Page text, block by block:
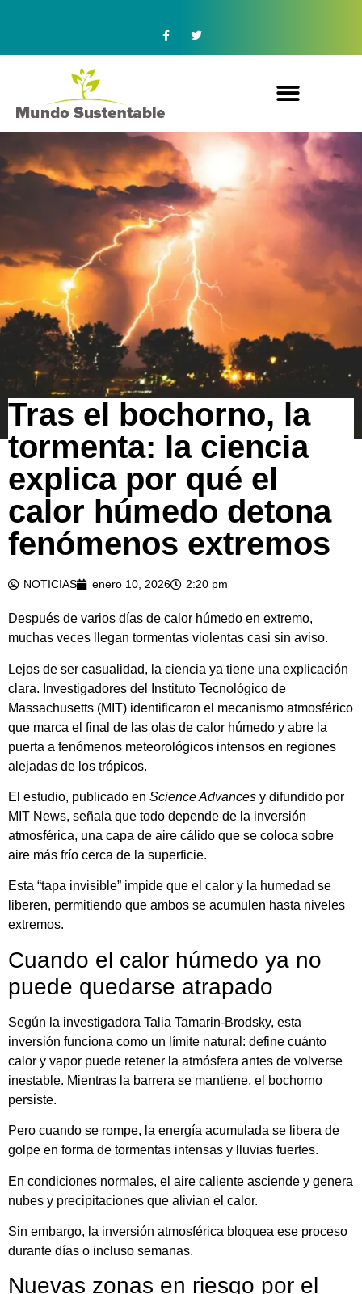
Tras el bochorno, la
tormenta: la ciencia
explica por qué el
calor húmedo detona
fenómenos extremos
NOTICIAS enero 10, 2026 2:20 pm
Después de varios días de calor húmedo en extremo,
muchas veces llegan tormentas violentas casi sin aviso.
Lejos de ser casualidad, la ciencia ya tiene una explicación
clara. Investigadores del Instituto Tecnológico de
Massachusetts (MIT) identificaron el mecanismo atmosférico
que marca el final de las olas de calor húmedo y abre la
puerta a fenómenos meteorológicos intensos en regiones
alejadas de los trópicos.
El estudio, publicado en Science Advances y difundido por
MIT News, señala que todo depende de la inversión
atmosférica, una capa de aire cálido que se coloca sobre
aire más frío cerca de la superficie.
Esta “tapa invisible” impide que el calor y la humedad se
liberen, permitiendo que ambos se acumulen hasta niveles
extremos.
Cuando el calor húmedo ya no
puede quedarse atrapado
Según la investigadora Talia Tamarin-Brodsky, esta
inversión funciona como un límite natural: define cuánto
calor y vapor puede retener la atmósfera antes de volverse
inestable. Mientras la barrera se mantiene, el bochorno
persiste.
Pero cuando se rompe, la energía acumulada se libera de
golpe en forma de tormentas intensas y lluvias fuertes.
En condiciones normales, el aire caliente asciende y genera
nubes y precipitaciones que alivian el calor.
Sin embargo, la inversión atmosférica bloquea ese proceso
durante días o incluso semanas.
Nuevas zonas en riesgo por el